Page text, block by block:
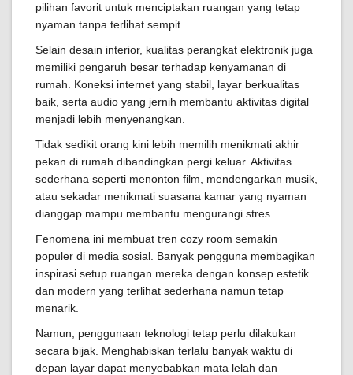
pilihan favorit untuk menciptakan ruangan yang tetap
nyaman tanpa terlihat sempit.
Selain desain interior, kualitas perangkat elektronik juga
memiliki pengaruh besar terhadap kenyamanan di
rumah. Koneksi internet yang stabil, layar berkualitas
baik, serta audio yang jernih membantu aktivitas digital
menjadi lebih menyenangkan.
Tidak sedikit orang kini lebih memilih menikmati akhir
pekan di rumah dibandingkan pergi keluar. Aktivitas
sederhana seperti menonton film, mendengarkan musik,
atau sekadar menikmati suasana kamar yang nyaman
dianggap mampu membantu mengurangi stres.
Fenomena ini membuat tren cozy room semakin
populer di media sosial. Banyak pengguna membagikan
inspirasi setup ruangan mereka dengan konsep estetik
dan modern yang terlihat sederhana namun tetap
menarik.
Namun, penggunaan teknologi tetap perlu dilakukan
secara bijak. Menghabiskan terlalu banyak waktu di
depan layar dapat menyebabkan mata lelah dan